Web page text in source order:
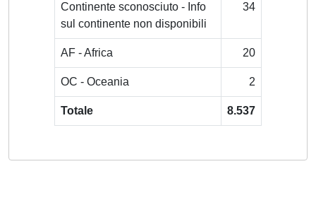
Continente sconosciuto - Info
sul continente non disponibili
34
AF - Africa 20
OC - Oceania 2
Totale 8.537